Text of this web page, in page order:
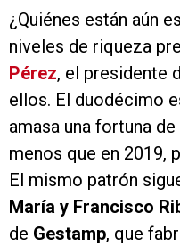
¿Quiénes están aún
niveles de riqueza
Pérez, el presidente
ellos. El duodécimo
amasa una fortuna de
menos que en 2019,
El mismo patrón
María y Francisco
de Gestamp, que